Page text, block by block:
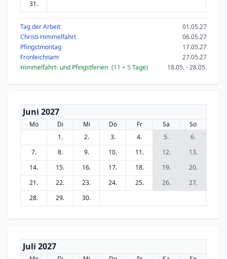
31.
Tag der Arbeit
01.05.27
Christi Himmelfahrt
06.05.27
Pfingstmontag
17.05.27
Fronleichnam
27.05.27
Himmelfahrt- und Pfingstferien (11 + 5 Tage) 18.05. - 28.05.
Juni 2027
Mo Di Mi Do Fr Sa
So
1.
2. 3. 4. 5.
6.
7.
8. 9. 10. 11. 12.
13.
14.
15. 16. 17. 18. 19.
20.
21.
22. 23. 24. 25. 26.
27.
28.
29. 30.
Juli 2027